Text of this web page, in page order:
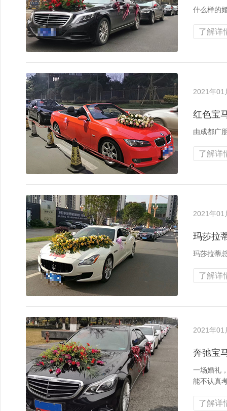
什么样的
了解详
2021年01
红色宝
由成都广
了解详
2021年01
玛莎拉
玛莎拉蒂
了解详
2021年01
奔弛宝
一场婚礼
能不认真
了解详